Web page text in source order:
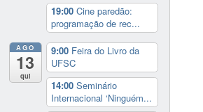
19:00 Cine paredão:
programação de rec...
AGO
13
qui
9:00 Feira do Livro da
UFSC
14:00 Seminário
Internacional ‘Ninguém...